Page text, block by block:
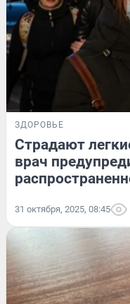
ЗДОРОВЬЕ
Страдают
врач
31 октября, 2025, 08:45